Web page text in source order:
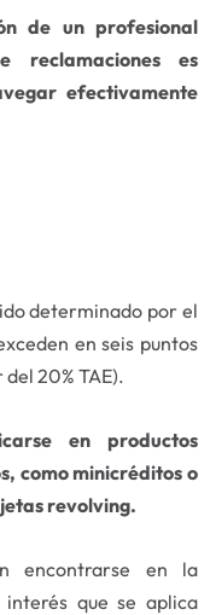
de un profesional
reclamaciones es
efectivamente
determinado por el
en seis puntos
20% TAE).
en productos
como minicréditos o
revolving.
encontrarse en la
que se aplica